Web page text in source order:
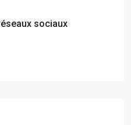
sociaux